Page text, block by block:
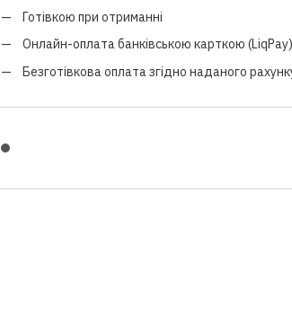
Готівкою при отриманні
Онлайн-оплата банківською карткою (LiqPay)
Безготівкова оплата згідно наданого